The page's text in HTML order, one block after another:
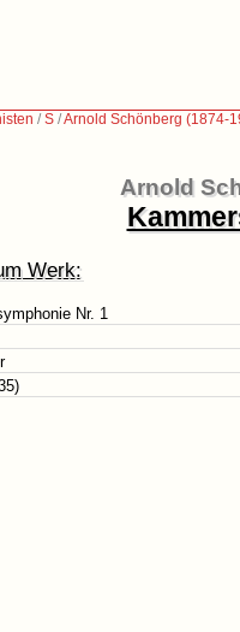
/S /Arnold Schönberg (1874-
Arnold
Werk:
Nr. 1